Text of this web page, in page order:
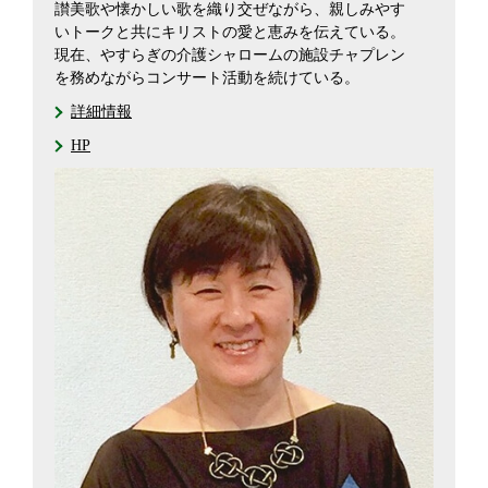
讃美歌や懐かしい歌を織り交ぜながら、親しみやす
いトークと共にキリストの愛と恵みを伝えている。
現在、やすらぎの介護シャロームの施設チャプレン
を務めながらコンサート活動を続けている。
詳細情報
HP